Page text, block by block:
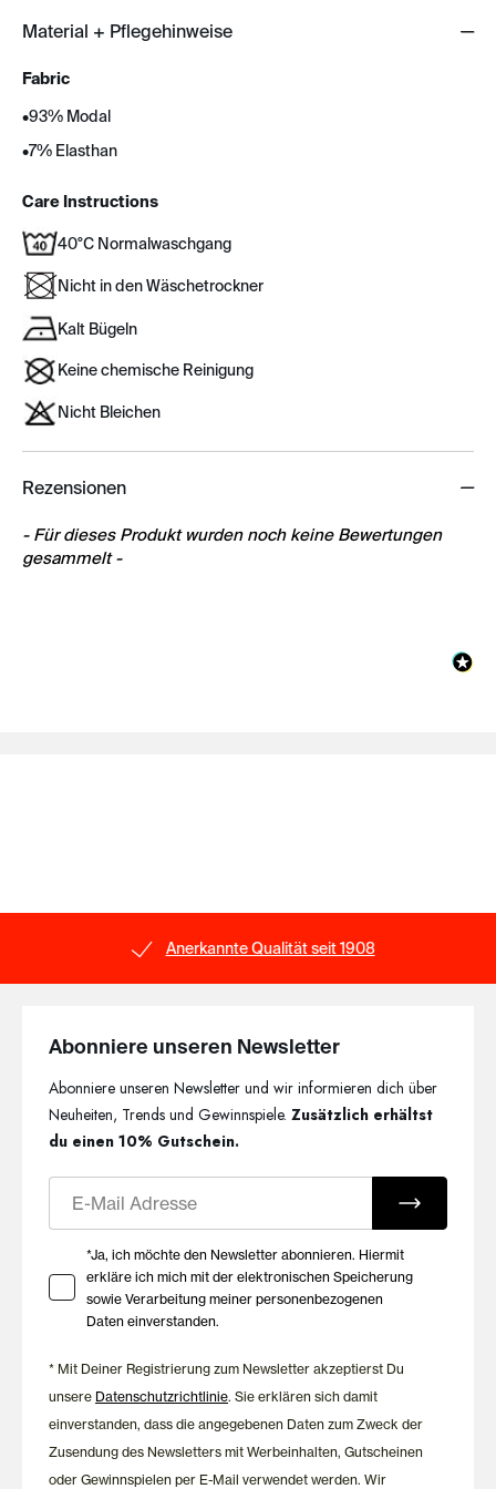
Material + Pflegehinweise
Fabric
•93% Modal
•7% Elasthan
Care Instructions
40°C Normalwaschgang
Nicht in den Wäschetrockner
Kalt Bügeln
Keine chemische Reinigung
Nicht Bleichen
Rezensionen
- Für dieses Produkt wurden noch keine Bewertungen
gesammelt -
New content loaded
Anerkannte Qualität seit 1908
Abonniere unseren Newsletter
Abonniere unseren Newsletter und wir informieren dich über
Neuheiten, Trends und Gewinnspiele.Zusätzlich erhältst
du einen 10% Gutschein.
Ihre Zustimmung zu Marketing E-Mails
*Ja, ich möchte den Newsletter abonnieren. Hiermit
erkläre ich mich mit der elektronischen Speicherung
sowie Verarbeitung meiner personenbezogenen
Daten einverstanden.
* Mit Deiner Registrierung zum Newsletter akzeptierst Du
unsere Datenschutzrichtlinie. Sie erklären sich damit
einverstanden, dass die angegebenen Daten zum Zweck der
Zusendung des Newsletters mit Werbeinhalten, Gutscheinen
oder Gewinnspielen per E-Mail verwendet werden. Wir